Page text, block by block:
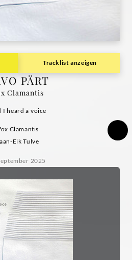
Tracklist anzeigen
PÄRT
Clamantis
I heard a voice
Clamantis
Eik Tulve
2025